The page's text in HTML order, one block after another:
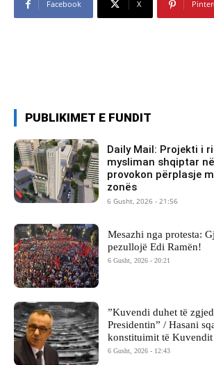
Facebook X
PUBLIKIMET E FUNDIT
Daily Mail: Projekti i
mysliman shqiptar
provokon përplasje
zonës
6 Gusht, 2026 - 21:56
Mesazhi nga protesta:
pezullojë Edi Ramën!
6 Gusht, 2026 - 20:21
​”Kuvendi duhet të
Presidentin” / Hasani
konstituimit të Kuvendit
6 Gusht, 2026 - 12:43